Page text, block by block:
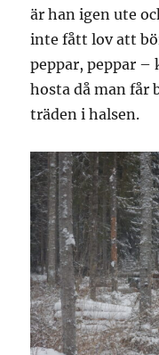
är han igen ute
inte fått lov att
peppar, peppar
hosta då man får
träden i halsen.